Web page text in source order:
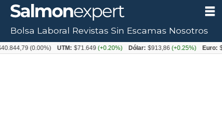
Bolsa Laboral Revistas Sin Escamas Nosotros
(0.00%) UTM: $71.649(+0.20%) Dólar: $913,86(+0.25%) Euro: